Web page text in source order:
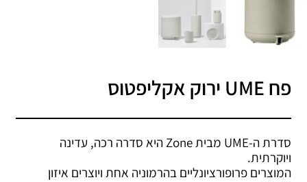
פח UME ירוק אקליפטוס
סדרת ה-UME מבית Zone היא סדרה רכה, עדינה
ויוקרתית.
המוצרים פרופורציונליים בהרמוניה אחת ויוצרים איזון